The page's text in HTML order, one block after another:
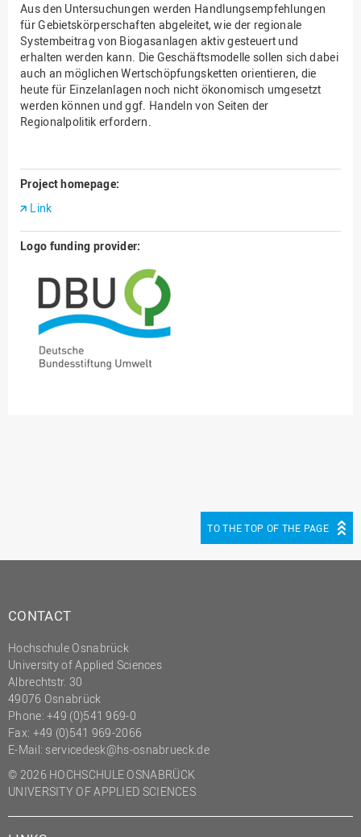
Aus den Untersuchungen werden Handlungsempfehlungen
für Gebietskörperschaften abgeleitet, wie der regionale
Systembeitrag von Biogasanlagen aktiv gesteuert und
erhalten werden kann. Die Geschäftsmodelle sollen sich dabei
auch an möglichen Wertschöpfungsketten orientieren, die
heute für Einzelanlagen noch nicht ökonomisch umgesetzt
werden können und ggf. Handeln von Seiten der
Regionalpolitik erfordern.
Project homepage:
Link
Logo funding provider:
TO THE TOP OF THE PAGE
CONTACT
Hochschule Osnabrück
University of Applied Sciences
Albrechtstr. 30
49076 Osnabrück
Phone: +49 (0)541 969-0
Fax: +49 (0)541 969-2066
E-Mail: servicedesk@hs-osnabrueck.de
© 2026 HOCHSCHULE OSNABRÜCK
UNIVERSITY OF APPLIED SCIENCES